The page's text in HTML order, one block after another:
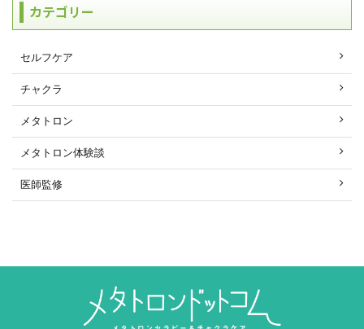
カテゴリー
セルフケア
チャクラ
メタトロン
メタトロン体験談
医師監修